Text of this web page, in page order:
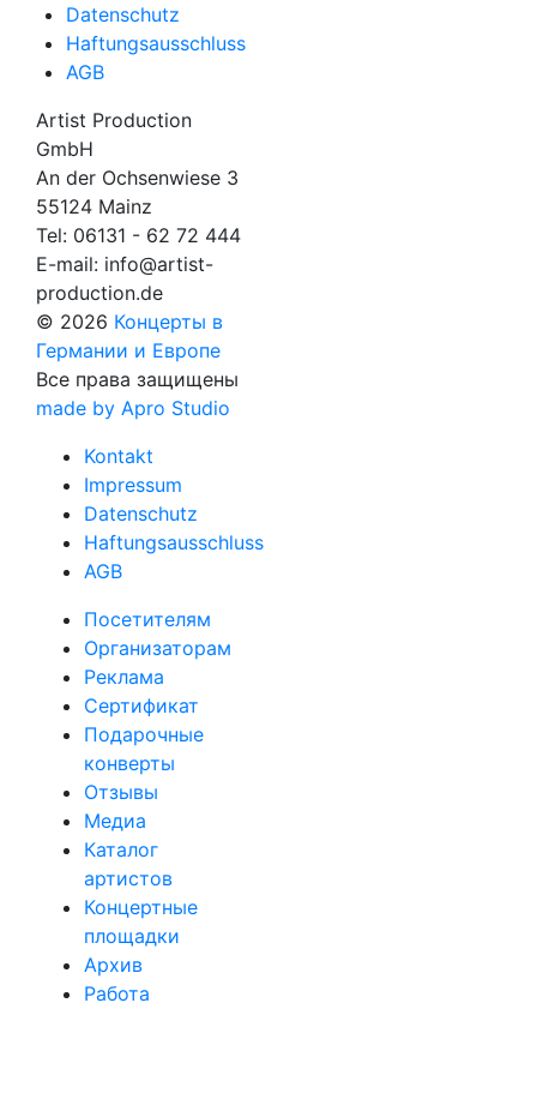
Datenschutz
Haftungsausschluss
AGB
Artist Production
GmbH
An der Ochsenwiese 3
55124 Mainz
Tel: 06131 - 62 72 444
E-mail: info@artist-
production.de
© 2026 Концерты в
Германии и Европе
Все права защищены
made by Apro Studio
Kontakt
Impressum
Datenschutz
Haftungsausschluss
AGB
Посетителям
Организаторам
Реклама
Сертификат
Подарочные
конверты
Отзывы
Медиа
Каталог
артистов
Концертные
площадки
Архив
Работа